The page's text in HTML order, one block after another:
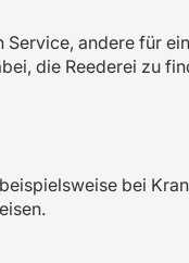
andere für
die Reederei zu
bei